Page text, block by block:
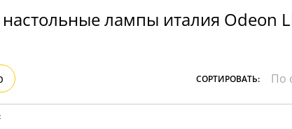
Черные
лампы италия Odeon
СОРТИРОВАТЬ: